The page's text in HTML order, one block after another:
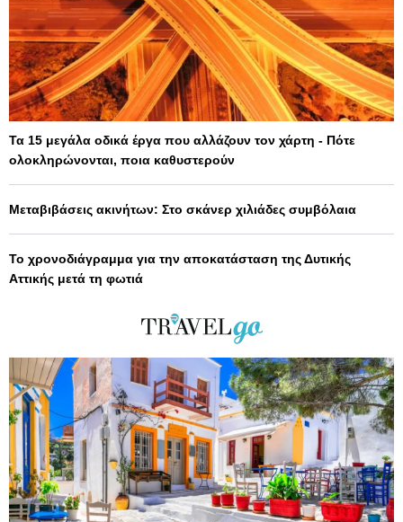
Τα 15 μεγάλα οδικά έργα που αλλάζουν τον χάρτη - Πότε
ολοκληρώνονται, ποια καθυστερούν
Μεταβιβάσεις ακινήτων: Στο σκάνερ χιλιάδες συμβόλαια
Το χρονοδιάγραμμα για την αποκατάσταση της Δυτικής
Αττικής μετά τη φωτιά